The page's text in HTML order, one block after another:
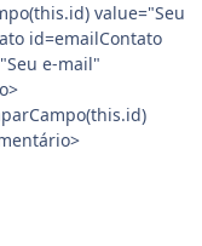
value="Seu
id=emailContato
e-mail"